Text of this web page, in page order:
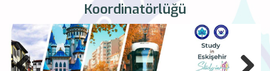
Koordinatörlüğü